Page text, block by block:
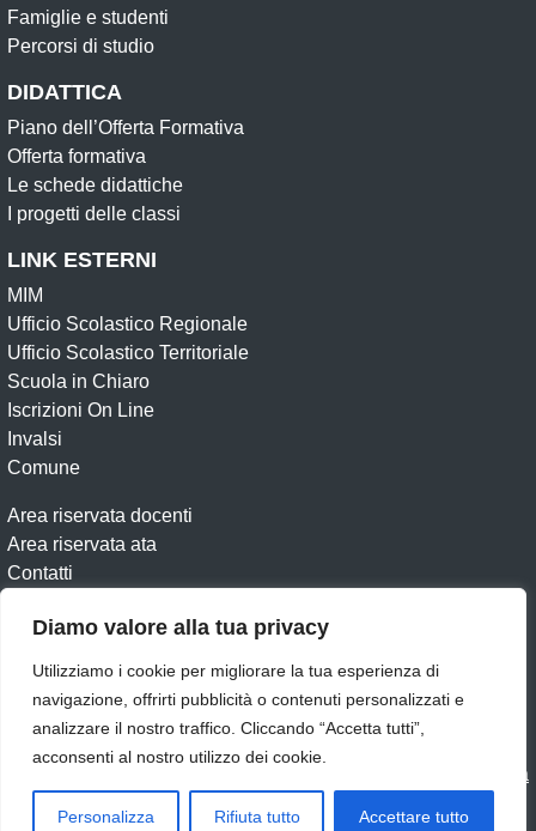
Diamo valore alla tua privacy
Utilizziamo i cookie per migliorare la tua esperienza di
navigazione, offrirti pubblicità o contenuti personalizzati e
analizzare il nostro traffico. Cliccando “Accetta tutti”,
acconsenti al nostro utilizzo dei cookie.
Personalizza Rifiuta tutto Accettare tutto
Famiglie e studenti
Percorsi di studio
DIDATTICA
Piano dell’Offerta Formativa
Offerta formativa
Le schede didattiche
I progetti delle classi
LINK ESTERNI
MIM
Ufficio Scolastico Regionale
Ufficio Scolastico Territoriale
Scuola in Chiaro
Iscrizioni On Line
Invalsi
Comune
Area riservata docenti
Area riservata ata
Contatti
Amministrazione trasparenteAlbo Online
Dichiarazione di accessibilitàObiettivi di accessibilità
FeedbackNote legaliPrivacy PolicyCookieArchivio
Idea e progetto di Designers Italia